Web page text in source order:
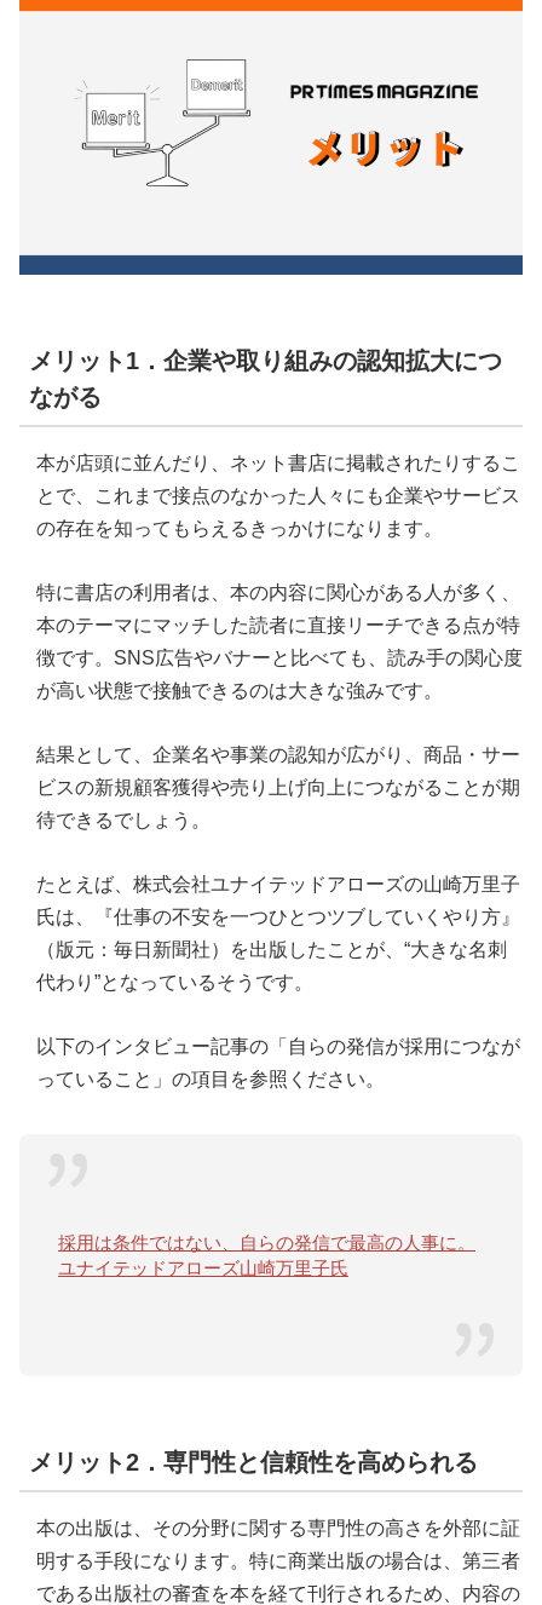
メリット1．企業や取り組みの認知拡大につ
ながる
本が店頭に並んだり、ネット書店に掲載されたりするこ
とで、これまで接点のなかった人々にも企業やサービス
の存在を知ってもらえるきっかけになります。
特に書店の利用者は、本の内容に関心がある人が多く、
本のテーマにマッチした読者に直接リーチできる点が特
徴です。SNS広告やバナーと比べても、読み手の関心度
が高い状態で接触できるのは大きな強みです。
結果として、企業名や事業の認知が広がり、商品・サー
ビスの新規顧客獲得や売り上げ向上につながることが期
待できるでしょう。
たとえば、株式会社ユナイテッドアローズの山崎万里子
氏は、『仕事の不安を一つひとつツブしていくやり方』
（版元：毎日新聞社）を出版したことが、“大きな名刺
代わり”となっているそうです。
以下のインタビュー記事の「自らの発信が採用につなが
っていること」の項目を参照ください。
採用は条件ではない、自らの発信で最高の人事に。
ユナイテッドアローズ山崎万里子氏
メリット2．専門性と信頼性を高められる
本の出版は、その分野に関する専門性の高さを外部に証
明する手段になります。特に商業出版の場合は、第三者
である出版社の審査を本を経て刊行されるため、内容の